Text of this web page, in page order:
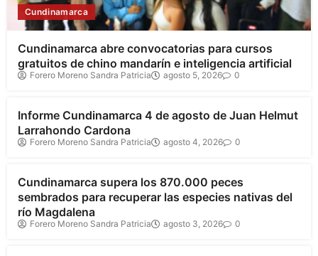
Cundinamarca
Cundinamarca abre convocatorias para cursos
gratuitos de chino mandarín e inteligencia artificial
Forero Moreno Sandra Patricia agosto 5, 2026 0
Cundinamarca
Informe Cundinamarca 4 de agosto de Juan Helmut
Larrahondo Cardona
Forero Moreno Sandra Patricia agosto 4, 2026 0
Cundinamarca
Cundinamarca supera los 870.000 peces
sembrados para recuperar las especies nativas del
río Magdalena
Forero Moreno Sandra Patricia agosto 3, 2026 0
Cundinamarca